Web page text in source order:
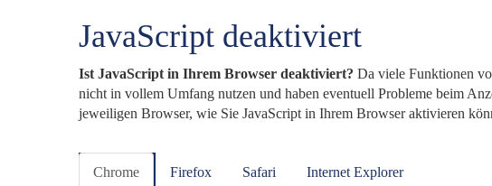
JavaScript deaktiviert
Ist JavaScript in Ihrem Browser deaktiviert? Da viele Funktionen
nicht in vollem Umfang nutzen und haben eventuell Probleme beim
jeweiligen Browser, wie Sie JavaScript in Ihrem Browser aktivieren
Chrome Firefox Safari Internet Explorer